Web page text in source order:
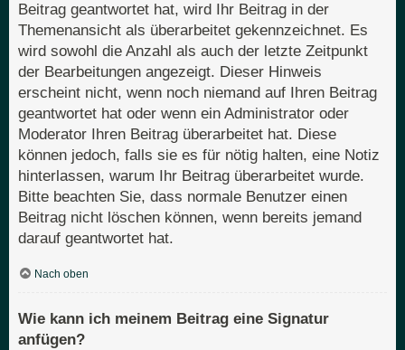
Beitrag geantwortet hat, wird Ihr Beitrag in der
Themenansicht als überarbeitet gekennzeichnet. Es
wird sowohl die Anzahl als auch der letzte Zeitpunkt
der Bearbeitungen angezeigt. Dieser Hinweis
erscheint nicht, wenn noch niemand auf Ihren Beitrag
geantwortet hat oder wenn ein Administrator oder
Moderator Ihren Beitrag überarbeitet hat. Diese
können jedoch, falls sie es für nötig halten, eine Notiz
hinterlassen, warum Ihr Beitrag überarbeitet wurde.
Bitte beachten Sie, dass normale Benutzer einen
Beitrag nicht löschen können, wenn bereits jemand
darauf geantwortet hat.
Nach oben
Wie kann ich meinem Beitrag eine Signatur
anfügen?